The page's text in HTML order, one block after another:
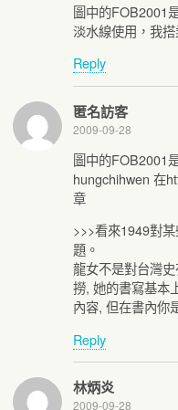
圖中的FOB2001
淡水線使用，我
Reply
匿名訪客
2009-09-28
圖中的FOB2001
hungchihwen 在
章
>>>看來1949對
題。
龍女不是對台灣
撈, 她的書寫基本
內容, 但在書內你
Reply
林炳炎
2009-09-28